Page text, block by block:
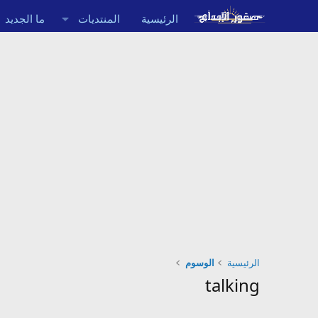
الرئيسية المنتديات ما الجديد
الرئيسية الوسوم
talking